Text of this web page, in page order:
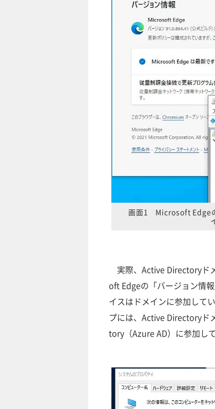
画面1 Microsoft Edgeの
実際、Active Directoryド
oft Edgeの「バージョン情
イスはドメインに参加して
プには、Active Directoryド
tory（Azure AD）に参加し